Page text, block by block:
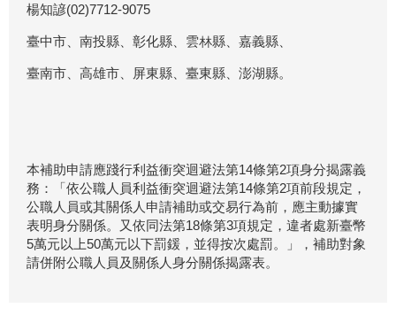
楊知諺(02)7712-9075
臺中市、南投縣、彰化縣、雲林縣、嘉義縣、
臺南市、高雄市、屏東縣、臺東縣、澎湖縣。
本補助申請應踐行利益衝突迴避法第14條第2項身分揭露義
務：「依公職人員利益衝突迴避法第14條第2項前段規定，
公職人員或其關係人申請補助或交易行為前，應主動據實
表明身分關係。又依同法第18條第3項規定，違者處新臺幣
5萬元以上50萬元以下罰鍰，並得按次處罰。」，補助對象
請併附公職人員及關係人身分關係揭露表。